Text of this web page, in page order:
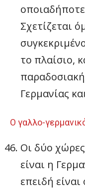
Σχετίζεται
το πλαίσιο,
Γερμανίας
Ο γαλλο-
Οι δύο
είναι η
επειδή